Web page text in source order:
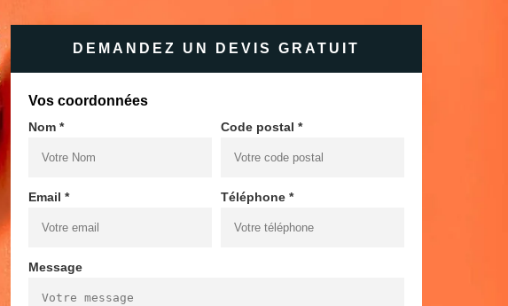
DEMANDEZ UN DEVIS GRATUIT
Vos coordonnées
Nom * Code postal *
Email * Téléphone *
Message